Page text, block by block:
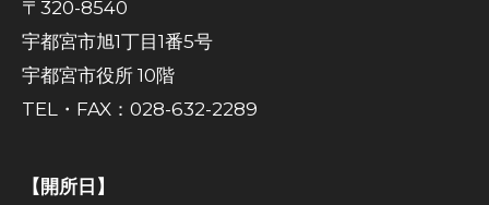
〒320-8540
宇都宮市旭1丁目1番5号
宇都宮市役所 10階
TEL・FAX：028-632-2289
【開所日】